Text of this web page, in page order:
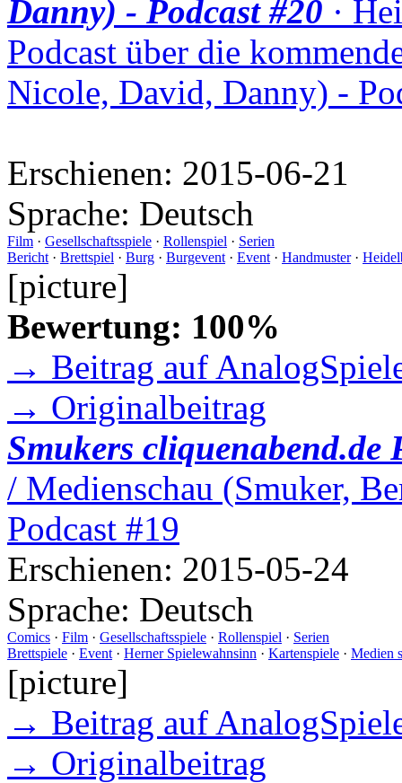
Danny) - Podcast #20 ·
Podcast über die
Nicole, David, Danny) -
Erschienen: 2015-06-21
Sprache: Deutsch
Film · Gesellschaftsspiele · Rollenspiel · Serien
Bericht · Brettspiel · Burg · Burgevent · Event · Handmuster·
[picture]
Bewertung: 100%
→ Beitrag auf
→ Originalbeitrag
Smukers cliquenabend.de
/ Medienschau (Smuker,
Podcast #19
Erschienen: 2015-05-24
Sprache: Deutsch
Comics · Film · Gesellschaftsspiele · Rollenspiel · Serien
Brettspiele · Event · Herner Spielewahnsinn · Kartenspiele · Medien
[picture]
→ Beitrag auf
→ Originalbeitrag